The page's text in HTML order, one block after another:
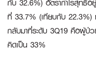
กับ 32.6%) อัตรากำไรสุทธิ
ที่ 33.7% (เทียบกับ 22.3%)
กลับมาที่ระดับ 3Q19 คือผู้ป่ว
คิดเป็น 33%